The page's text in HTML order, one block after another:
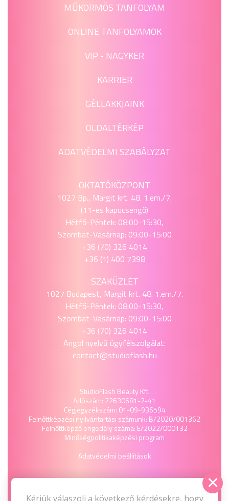
MŰKÖRMÖS TANFOLYAM
ONLINE TANFOLYAMOK
VIP - NAGYKER
KARRIER
GÉLLAKKJAINK
OLDALTÉRKÉP
ADATVÉDELMI SZABÁLYZAT
OKTATÓKÖZPONT
1027 Bp., Margit krt. 48. 1.em./7.
(11-es kapucsengő)
Hétfő-Péntek: 08:00-15:30,
Szombat-Vasárnap: 09:00-15:00
+36 (70) 326 4014
+36 (1) 400 7398
SZAKÜZLET
1027 Budapest, Margit krt. 48. 1.em./7.
Hétfő-Péntek: 08:00-15:30,
Szombat-Vasárnap: 09:00-15:00
+36 (70) 326 4014
Angol nyelvű ügyfélszolgálat:
contact@studioflash.hu
StudioFlash Beauty Kft.
Adószám: 22630681-2-41
Cégjegyzékszám: 01-09-936594
Felnőttképzési nyilvántartási számunk: B/2020/001362
Felnőttképző engedély száma: E/2022/000132
Minőségpolitikaképzési program
Adatvédelmi beállítások
Kérjük válaszolj a következő kérdésekre, hogy